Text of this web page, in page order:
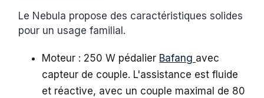
Le Nebula propose des caractéristiques solides
pour un usage familial.
Moteur : 250 W pédalier Bafang avec
capteur de couple. L'assistance est fluide
et réactive, avec un couple maximal de 80